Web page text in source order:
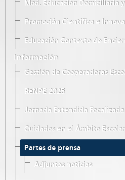
Mod. Educación Domiciliaria
Promoción Científica e
Educación Contexto de
Información
Gestión de Cooperadoras
ReNPE 2025
Jornada Extendida Focalizada
Cuidados en el Ámbito Escolar
Partes de prensa
Adjuntos noticias